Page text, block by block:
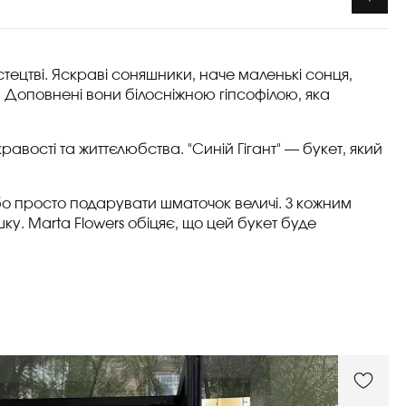
Яскраві соняшники, наче маленькі сонця,
Доповнені вони білосніжною гіпсофілою, яка
та життєлюбства. "Синій Гігант" — букет, який
просто подарувати шматочок величі. З кожним
Marta Flowers обіцяє, що цей букет буде